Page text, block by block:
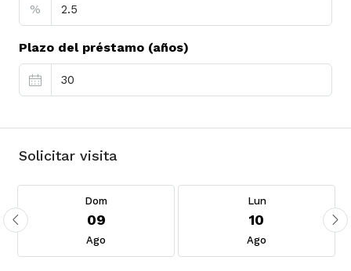
%
Plazo del préstamo (años)
Solicitar visita
Dom
09
Ago
Lun
10
Ago